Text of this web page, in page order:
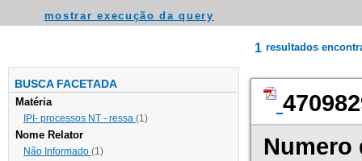
mostrar execução da query
BUSCA FACETADA
Matéria
IPI- processos NT - ressa (1)
Nome Relator
Não Informado (1)
1 resultados
Numero